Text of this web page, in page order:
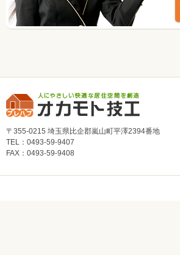
〒355-0215 埼玉県比企郡嵐山町平澤2394番地
TEL：0493-59-9407
FAX：0493-59-9408